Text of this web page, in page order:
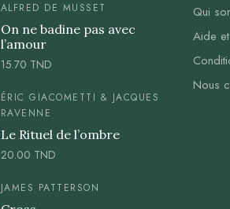
ALFRED DE MUSSET
On ne badine pas avec
l’amour
15.70 TND
ÉRIC GIACOMETTI & JACQUES
RAVENNE
Le Rituel de l’ombre
20.00 TND
JAMES PATTERSON
Qui
Aide
Nous